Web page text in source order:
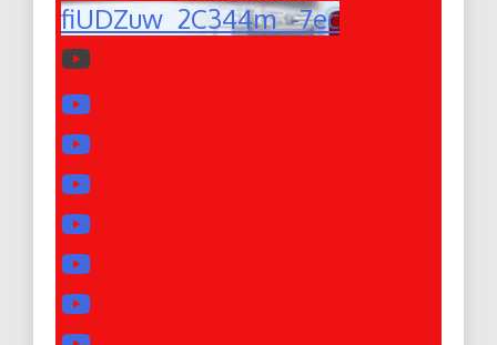
fiUDZuw_2C344m_-7ec